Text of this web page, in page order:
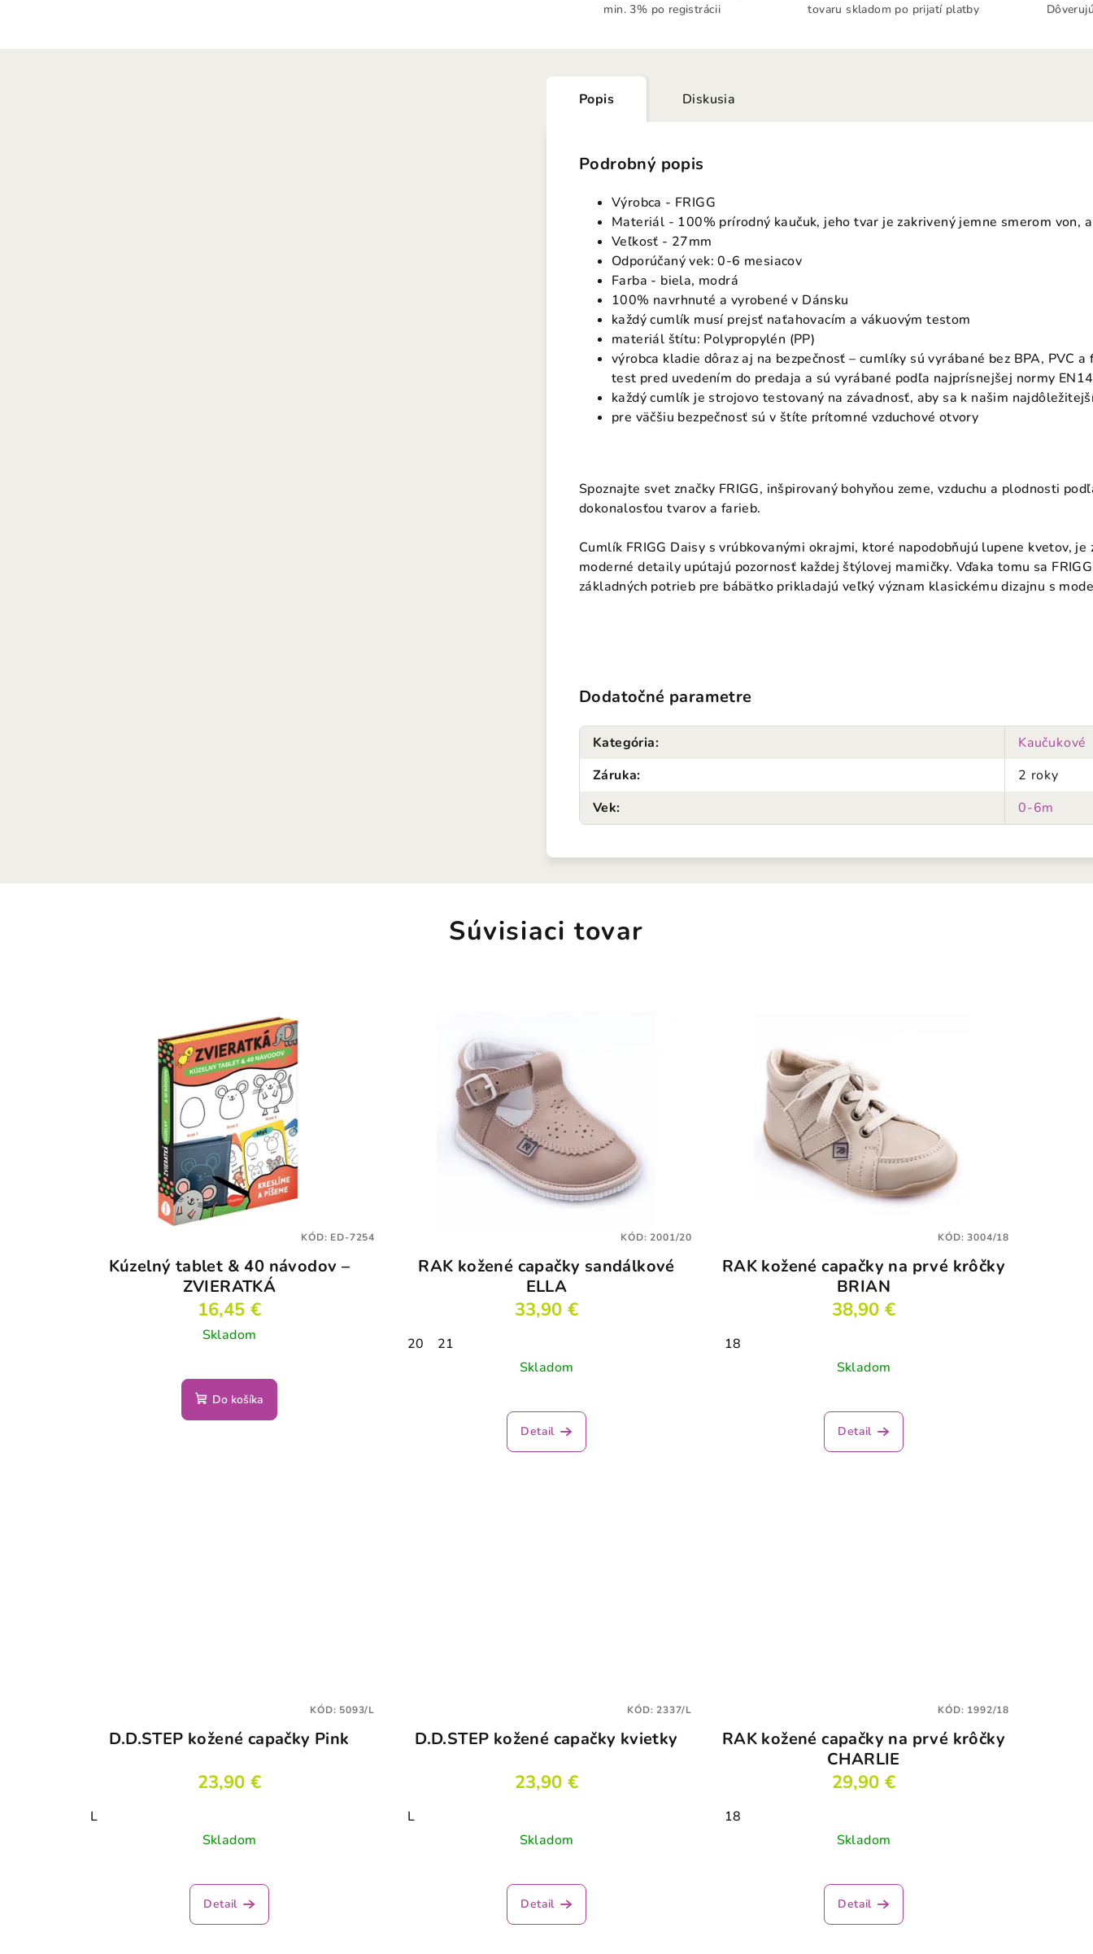
min. 3% po registrácii tovaru skladom po prijatí platby
Popis Diskusia
Podrobný popis
Výrobca - FRIGG
Materiál - 100% prírodný kaučuk, jeho tvar je zakrivený jemne smerom von,
Veľkosť - 27mm
Odporúčaný vek: 0-6 mesiacov
Farba - biela, modrá
100% navrhnuté a vyrobené v Dánsku
každý cumlík musí prejsť naťahovacím a vákuovým testom
materiál štítu: Polypropylén (PP)
výrobca kladie dôraz aj na bezpečnosť – cumlíky sú vyrábané bez BPA, PVC
test pred uvedením do predaja a sú vyrábané podľa najprísnejšej normy
každý cumlík je strojovo testovaný na závadnosť, aby sa k našim
pre väčšiu bezpečnosť sú v štíte prítomné vzduchové otvory
Spoznajte svet značky FRIGG, inšpirovaný bohyňou zeme, vzduchu a plodnosti
dokonalosťou tvarov a farieb.
Cumlík FRIGG Daisy s vrúbkovanými okrajmi, ktoré napodobňujú lupene kvetov,
moderné detaily upútajú pozornosť každej štýlovej mamičky. Vďaka tomu sa
základných potrieb pre bábätko prikladajú veľký význam klasickému dizajnu s
Dodatočné parametre
Kategória:
Kaučukové
Záruka:
2 roky
Vek: 0-6m
Súvisiaci tovar
Kúzelný tablet & 40 návodov –
ZVIERATKÁ
16,45 €
Skladom
Do košíka
KÓD: ED-7254
RAK kožené capačky sandálkové
ELLA
33,90 €
20
21
Skladom
Detail
KÓD:2001/20
RAK kožené capačky na prvé krôčky
BRIAN
38,90 €
18
Skladom
hodnotenie
produktu
je
Detail
KÓD:3004/18
D.D.STEP kožené capačky Pink
23,90 €
L
Skladom
Detail
KÓD: 5093/L
D.D.STEP kožené capačky kvietky
23,90 €
L
Skladom
Detail
KÓD:2337/L
RAK kožené capačky na prvé krôčky
CHARLIE
29,90 €
18
Skladom
Detail
KÓD: 1992/18